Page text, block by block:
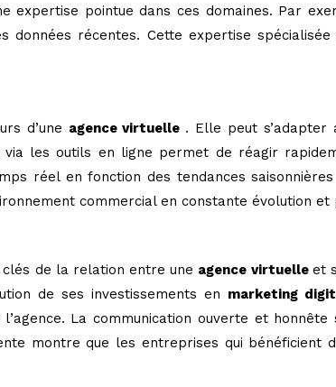
expertise pointue dans ces domaines. Par
données récentes. Cette expertise
d’une agence virtuelle . Elle peut s’adapter
les outils en ligne permet de réagir
réel en fonction des tendances
commercial en constante évolution et
de la relation entre une agence virtuelle et
de ses investissements en marketing
La communication ouverte et
montre que les entreprises qui bénéficient